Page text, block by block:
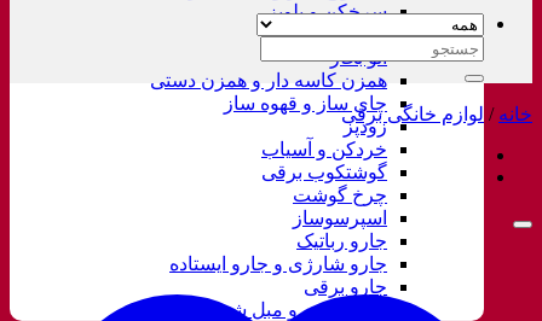
سرخکن و پلوپز
غذاساز
اتو بخار
همزن کاسه دار و همزن دستی
چای ساز و قهوه ساز
زودپز
خردکن و آسیاب
گوشتکوب برقی
چرخ گوشت
اسپرسوساز
جارو رباتیک
جارو شارژی و جارو ایستاده
جارو برقی
فرش شور و مبل شور
جستجو
خانه / لوازم خانگی برقی